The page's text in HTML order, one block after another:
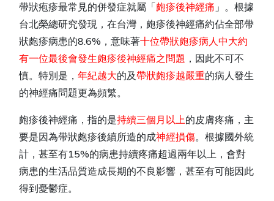
帶狀疱疹最常見的併發症就屬「皰疹後神經痛 」。根據
台北榮總研究發現，在台灣，皰疹後神經痛約佔全部帶
狀皰疹病患的8.6%，意味著十位帶狀皰疹病人中大約
有一位最後會發生皰疹後神經痛之問題 ，因此不可不
慎。特別是，年紀越大的及帶狀皰疹越嚴重的病人發生
的神經痛問題更為頻繁。
皰疹後神經痛，指的是持續三個月以上的皮膚疼痛，主
要是因為帶狀皰疹後續所造的成神經損傷。根據國外統
計，甚至有15%的病患持續疼痛超過兩年以上，會對
病患的生活品質造成長期的不良影響，甚至有可能因此
得到憂鬱症。